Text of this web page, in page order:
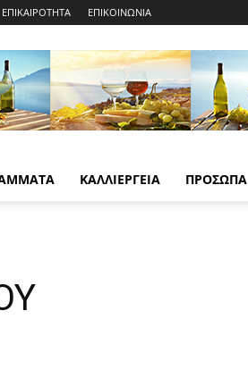
ΕΠΙΚΑΙΡΟΤΗΤΑ ΕΠΙΚΟΙΝΩΝΙΑ
ΚΑΛΛΙΕΡΓΕΙΑ ΠΡΟΣΩΠΑ